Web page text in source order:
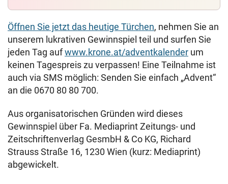
Öffnen Sie jetzt das heutige Türchen, nehmen Sie an
unserem lukrativen Gewinnspiel teil und surfen Sie
jeden Tag aufwww.krone.at/adventkalender um
keinen Tagespreis zu verpassen! Eine Teilnahme ist
auch via SMS möglich: Senden Sie einfach „Advent“
an die 0670 80 80 700.
Aus organisatorischen Gründen wird dieses
Gewinnspiel über Fa. Mediaprint Zeitungs- und
Zeitschriftenverlag GesmbH & Co KG, Richard
Strauss Straße 16, 1230 Wien (kurz: Mediaprint)
abgewickelt.